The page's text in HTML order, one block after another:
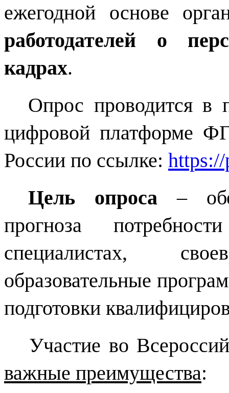
ежегодной основе
работодателей о
кадрах.
Опрос проводится в
цифровой платформе
России по ссылке:
Цель опроса–
прогноза
специалистах,
образовательные
подготовки
Участие во
важные преимущества: